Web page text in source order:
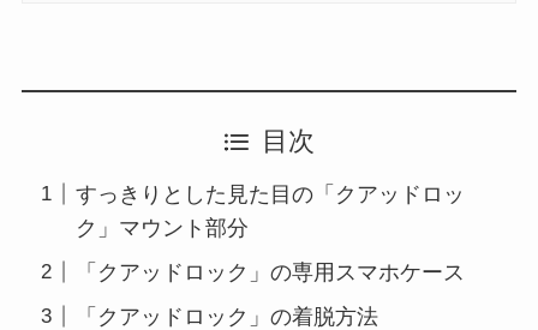
目次
すっきりとした見た目の「クアッドロッ
ク」マウント部分
「クアッドロック」の専用スマホケース
「クアッドロック」の着脱方法